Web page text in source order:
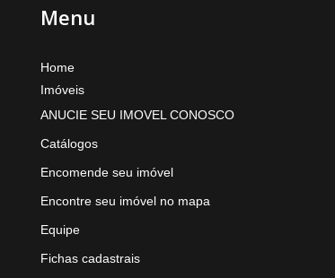
Menu
Home
Imóveis
ANUCIE SEU IMOVEL CONOSCO
Catálogos
Encomende seu imóvel
Encontre seu imóvel no mapa
Equipe
Fichas cadastrais